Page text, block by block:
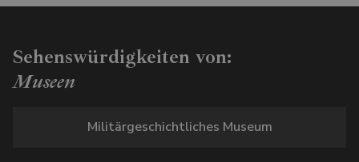
Sehenswürdigkeiten von:
Museen
Militärgeschichtliches Museum